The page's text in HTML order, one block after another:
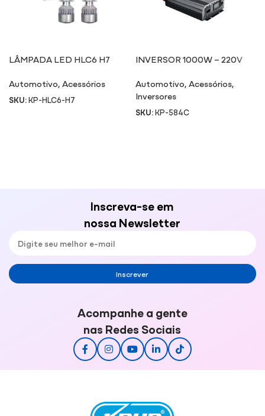
LÂMPADA LED HLC6 H7
Automotivo,Acessórios
SKU:KP-HLC6-H7
INVERSOR 1000W – 220V
Automotivo,Acessórios,
Inversores
SKU:KP-584C
Inscreva-se em
nossa Newsletter
Inscrever
Acompanhe a gente
nas Redes Sociais